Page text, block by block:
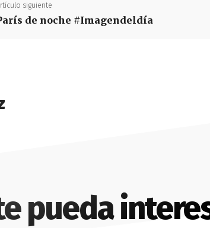
siguiente
de noche #Imagendeldía
pueda